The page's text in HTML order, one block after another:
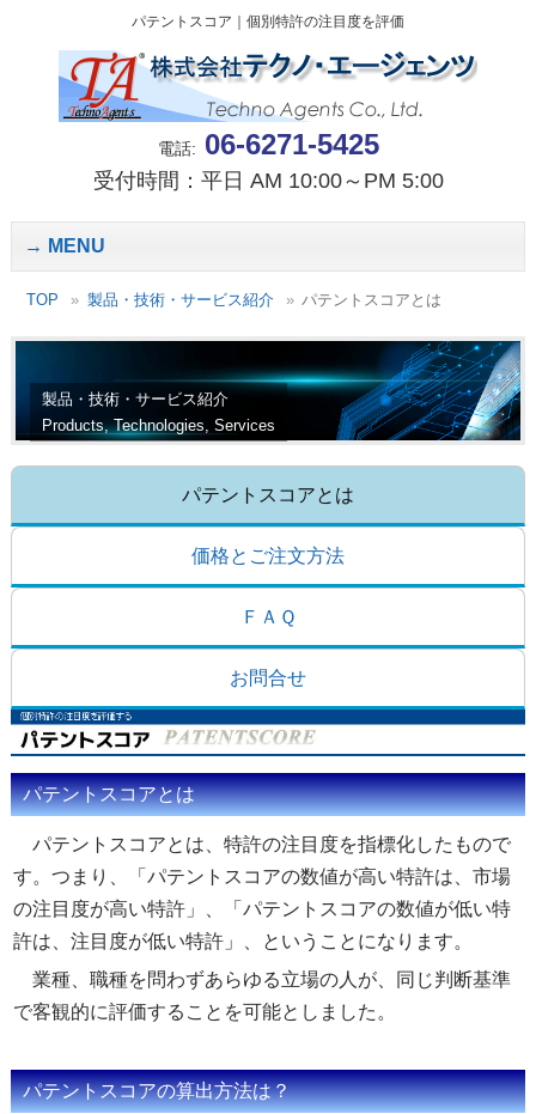
パテントスコア｜個別特許の注目度を評価
電話: 06-6271-5425
受付時間：平日 AM 10:00～PM 5:00
MENU
TOP 製品・技術・サービス紹介 パテントスコアとは
製品・技術・サービス紹介
Products, Technologies, Services
パテントスコアとは
価格とご注文方法
ＦＡＱ
お問合せ
パテントスコアとは
パテントスコアとは、特許の注目度を指標化したもので
す。つまり、「パテントスコアの数値が高い特許は、市場
の注目度が高い特許」、「パテントスコアの数値が低い特
許は、注目度が低い特許」、ということになります。
業種、職種を問わずあらゆる立場の人が、同じ判断基準
で客観的に評価することを可能としました。
パテントスコアの算出方法は？